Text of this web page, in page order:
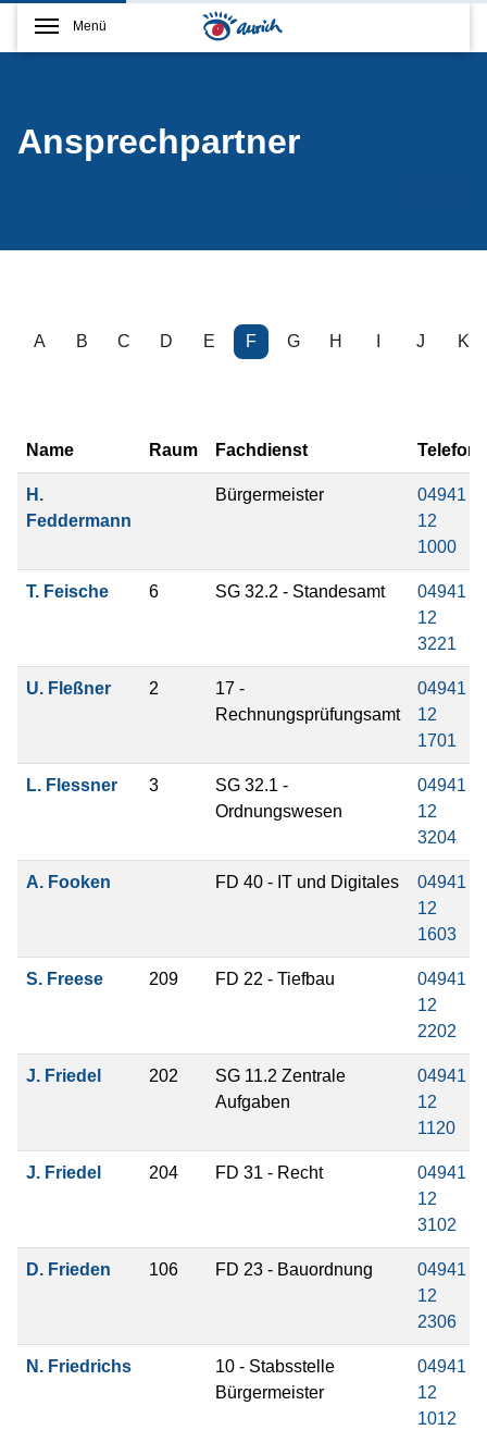
Menü
Ansprechpartner
A B C D E F G H J K
Name Raum Fachdienst Telefon
H.
Feddermann
Bürgermeister
04941
12
1000
T. Feische 6 SG 32.2 - Standesamt
04941
12
3221
U. Fleßner 2
17 -
Rechnungsprüfungsamt
04941
12
1701
L. Flessner 3
SG 32.1 -
Ordnungswesen
04941
12
3204
A. Fooken FD 40 - IT und Digitales
04941
12
1603
S. Freese 209 FD 22 - Tiefbau
04941
12
2202
J. Friedel 202
SG 11.2 Zentrale
Aufgaben
04941
12
1120
J. Friedel 204 FD 31 - Recht
04941
12
3102
D. Frieden 106 FD 23 - Bauordnung
04941
12
2306
N. Friedrichs
10 - Stabsstelle
Bürgermeister
04941
12
1012